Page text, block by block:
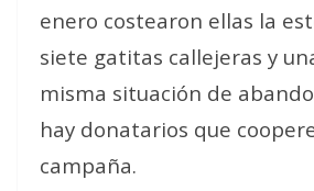
enero costearon ellas la
siete gatitas callejeras y
misma situación de
hay donatarios que
campaña.